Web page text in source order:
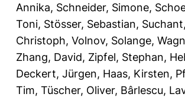
Annika, Schneider, Simone,
Toni, Stösser, Sebastian,
Christoph, Volnov, Solange,
Zhang, David, Zipfel, Stephan,
Deckert, Jürgen, Haas, Kirsten,
Tim, Tüscher, Oliver, Bârlescu,